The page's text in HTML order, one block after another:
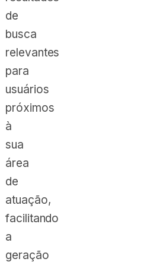
de
busca
relevantes
para
usuários
próximos
à
sua
área
de
atuação,
facilitando
a
geração